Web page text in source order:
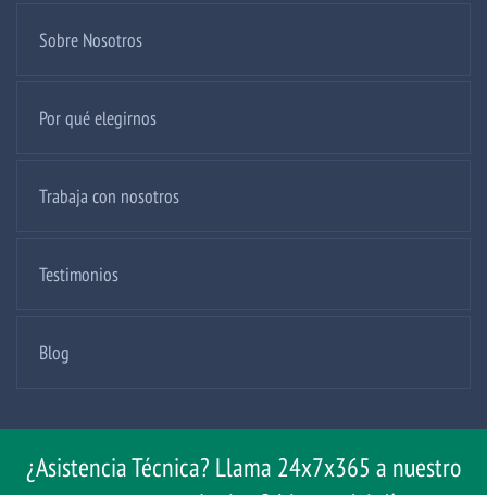
Sobre Nosotros
Por qué elegirnos
Trabaja con nosotros
Testimonios
Blog
¿Asistencia Técnica? Llama 24x7x365 a nuestro